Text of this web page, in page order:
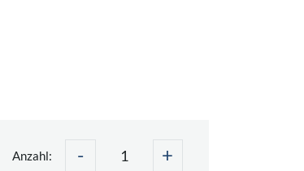
Anzahl: - +